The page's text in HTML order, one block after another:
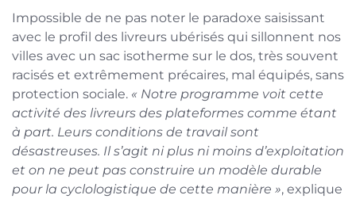
Impossible de ne pas noter le paradoxe saisissant
avec le profil des livreurs ubérisés qui sillonnent nos
villes avec un sac isotherme sur le dos, très souvent
racisés et extrêmement précaires, mal équipés, sans
protection sociale. « Notre programme voit cette
activité des livreurs des plateformes comme étant
à part. Leurs conditions de travail sont
désastreuses. Il s’agit ni plus ni moins d’exploitation
et on ne peut pas construire un modèle durable
pour la cyclologistique de cette manière », explique